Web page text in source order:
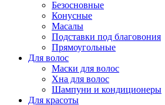
Безосновные
Конусные
Масалы
Подставки под благовония
Прямоугольные
Для волос
Маски для волос
Хна для волос
Шампуни и кондиционеры
Для красоты